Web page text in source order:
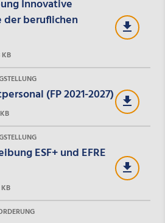
Innovative
beruflichen
KB
(FP 2021-2027)
ESF+ und EFRE